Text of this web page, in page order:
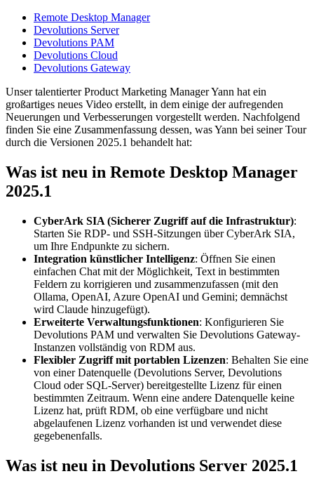
Remote Desktop Manager
Devolutions Server
Devolutions PAM
Devolutions Cloud
Devolutions Gateway
Unser talentierter Product Marketing Manager Yann hat ein
großartiges neues Video erstellt, in dem einige der aufregenden
Neuerungen und Verbesserungen vorgestellt werden. Nachfolgend
finden Sie eine Zusammenfassung dessen, was Yann bei seiner Tour
durch die Versionen 2025.1 behandelt hat:
Was ist neu in Remote Desktop Manager
2025.1
CyberArk SIA (Sicherer Zugriff auf die Infrastruktur):
Starten Sie RDP- und SSH-Sitzungen über CyberArk SIA,
um Ihre Endpunkte zu sichern.
Integration künstlicher Intelligenz: Öffnen Sie einen
einfachen Chat mit der Möglichkeit, Text in bestimmten
Feldern zu korrigieren und zusammenzufassen (mit den
Ollama, OpenAI, Azure OpenAI und Gemini; demnächst
wird Claude hinzugefügt).
Erweiterte Verwaltungsfunktionen: Konfigurieren Sie
Devolutions PAM und verwalten Sie Devolutions Gateway-
Instanzen vollständig von RDM aus.
Flexibler Zugriff mit portablen Lizenzen: Behalten Sie eine
von einer Datenquelle (Devolutions Server, Devolutions
Cloud oder SQL-Server) bereitgestellte Lizenz für einen
bestimmten Zeitraum. Wenn eine andere Datenquelle keine
Lizenz hat, prüft RDM, ob eine verfügbare und nicht
abgelaufenen Lizenz vorhanden ist und verwendet diese
gegebenenfalls.
Was ist neu in Devolutions Server 2025.1